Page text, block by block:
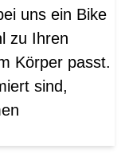
uns ein Bike
zu Ihren
Körper passt.
sind,